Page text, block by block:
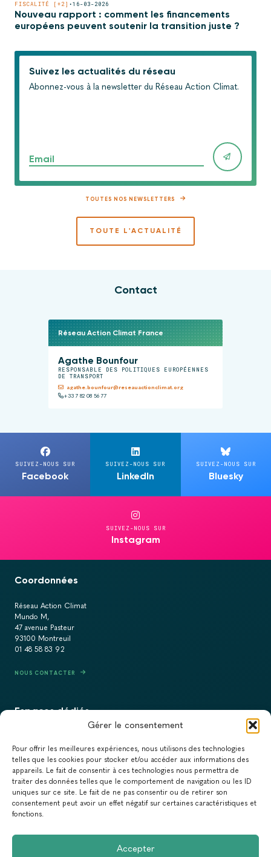
Gérer le consentement
Pour offrir les meilleures expériences, nous utilisons des technologies
telles que les cookies pour stocker et/ou accéder aux informations des
appareils. Le fait de consentir à ces technologies nous permettra de
traiter des données telles que le comportement de navigation ou les ID
uniques sur ce site. Le fait de ne pas consentir ou de retirer son
consentement peut avoir un effet négatif sur certaines caractéristiques et
fonctions.
Accepter
FISCALITÉ [+2] •16-03-2026
Nouveau rapport : comment les financements
européens peuvent soutenir la transition juste ?
Suivez les actualités du réseau
Abonnez-vous à la newsletter du Réseau Action Climat.
Email
TOUTES NOS NEWSLETTERS
TOUTE L'ACTUALITÉ
Contact
Réseau Action Climat France
Agathe Bounfour
RESPONSABLE DES POLITIQUES EUROPÉENNES
DE TRANSPORT
agathe.bounfour@reseauactionclimat.org
+33 7 82 08 56 77
SUIVEZ-NOUS SUR
Facebook
SUIVEZ-NOUS SUR
LinkedIn
SUIVEZ-NOUS SUR
Bluesky
SUIVEZ-NOUS SUR
Instagram
Coordonnées
Réseau Action Climat
Mundo M,
47 avenue Pasteur
93100 Montreuil
01 48 58 83 92
NOUS CONTACTER
Espaces dédiés
RECRUTEMENT
ACTUALITÉS
NEWSLETTER
Newsletter